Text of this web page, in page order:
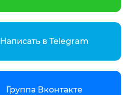
Написать в Telegram
Группа Вконтакте